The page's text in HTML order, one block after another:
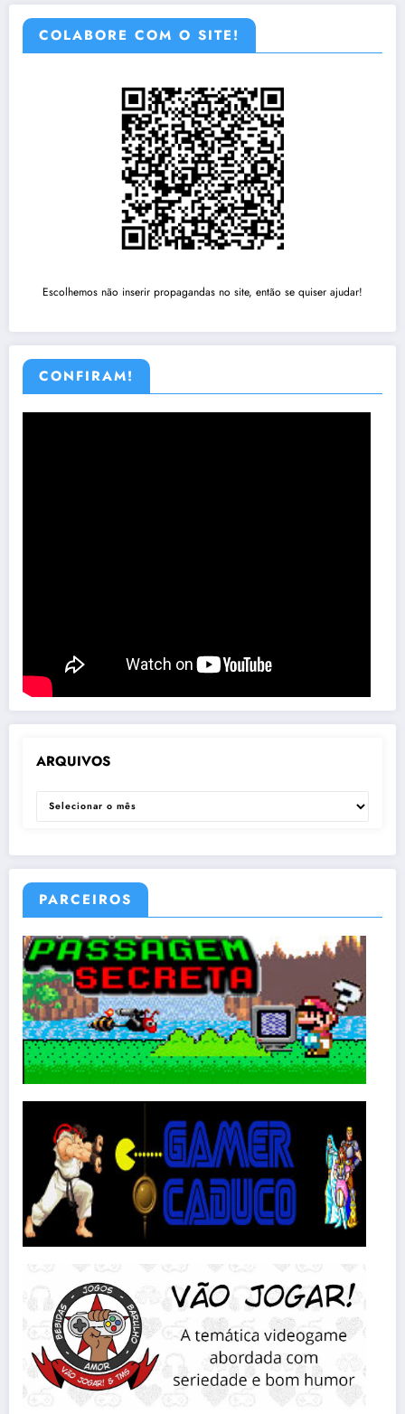
COLABORE COM O SITE!
Escolhemos não inserir propagandas no site, então se quiser ajudar!
CONFIRAM!
ARQUIVOS
ARQUIVOS
PARCEIROS